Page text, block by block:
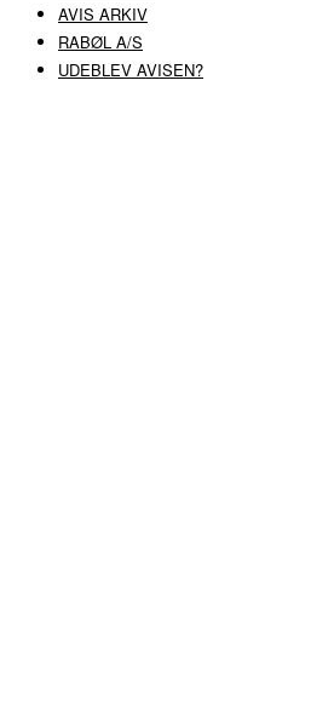
AVIS ARKIV
RABØL A/S
UDEBLEV AVISEN?